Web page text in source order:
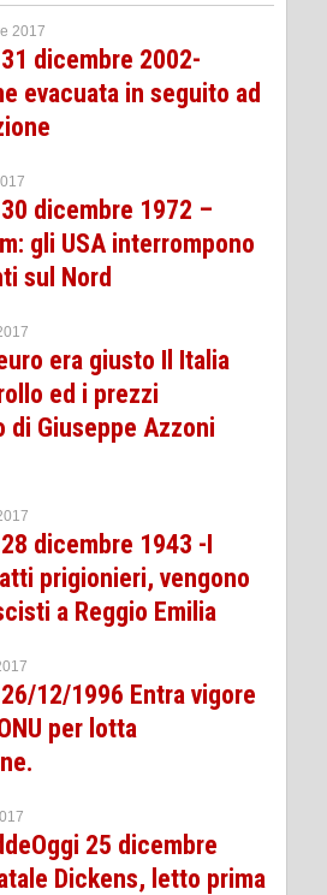
2017
dicembre 2002-
evacuata in seguito ad
dicembre 1972 –
gli USA interrompono
sul Nord
era giusto Il Italia
ed i prezzi
di Giuseppe Azzoni
dicembre 1943 -I
prigionieri, vengono
a Reggio Emilia
12/1996 Entra vigore
per lotta
25 dicembre
Dickens, letto prima